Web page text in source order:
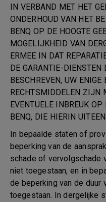
IN VERBAND MET HET
ONDERHOUD VAN HET
BENQ OP DE HOOGTE
MOGELIJKHEID VAN
ERMEE IN DAT
DE GARANTIE-DIENSTEN
BESCHREVEN, UW
RECHTSMIDDELEN ZIJN
EVENTUELE INBREUK
BENQ, DIE HIERIN
In bepaalde staten of
beperking van de
schade of vervolgschade
niet toegestaan, en in
de beperking van de duur
toegestaan. In dergelijke